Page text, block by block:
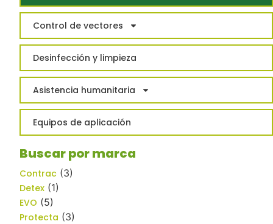
Control de vectores
Desinfección y limpieza
Asistencia humanitaria
Equipos de aplicación
Buscar por marca
Contrac (3)
Detex (1)
EVO (5)
Protecta (3)